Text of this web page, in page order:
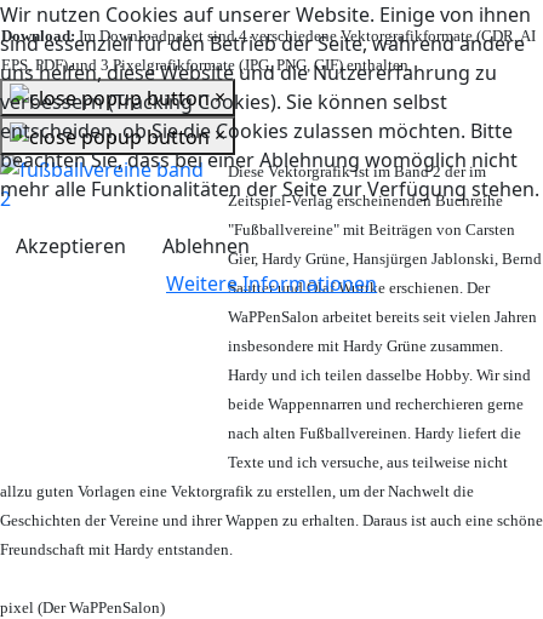
Wir nutzen Cookies auf unserer Website. Einige von ihnen
sind essenziell für den Betrieb der Seite, während andere
uns helfen, diese Website und die Nutzererfahrung zu
verbessern (Tracking Cookies). Sie können selbst
entscheiden, ob Sie die Cookies zulassen möchten. Bitte
beachten Sie, dass bei einer Ablehnung womöglich nicht
mehr alle Funktionalitäten der Seite zur Verfügung stehen.
Akzeptieren
Ablehnen
Weitere Informationen
Download: Im Downloadpaket sind 4 verschiedene Vektorgrafikformate (CDR, AI
EPS, PDF) und 3 Pixelgrafikformate (JPG, PNG, GIF) enthalten.
×
×
Diese Vektorgrafik ist im Band 2 der im
Zeitspiel-Verlag erscheinenden Buchreihe
"Fußballvereine" mit Beiträgen von Carsten
Gier, Hardy Grüne, Hansjürgen Jablonski, Bernd
Sautter und Olaf Wuttke erschienen. Der
WaPPenSalon arbeitet bereits seit vielen Jahren
insbesondere mit Hardy Grüne zusammen.
Hardy und ich teilen dasselbe Hobby. Wir sind
beide Wappennarren und recherchieren gerne
nach alten Fußballvereinen. Hardy liefert die
Texte und ich versuche, aus teilweise nicht
allzu guten Vorlagen eine Vektorgrafik zu erstellen, um der Nachwelt die
Geschichten der Vereine und ihrer Wappen zu erhalten. Daraus ist auch eine schöne
Freundschaft mit Hardy entstanden.
pixel (Der WaPPenSalon)